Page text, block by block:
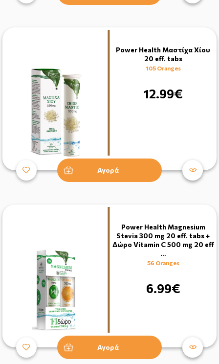
Power Health Μαστίχα Χίου
20 eff. tabs
105 Oranges
12.99€
Αγορά
Power Health Magnesium
Stevia 300 mg 20 eff. tabs +
Δώρο Vitamin C 500 mg 20 eff
…
56 Oranges
6.99€
Αγορά